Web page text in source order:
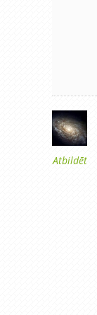
Atbildēt